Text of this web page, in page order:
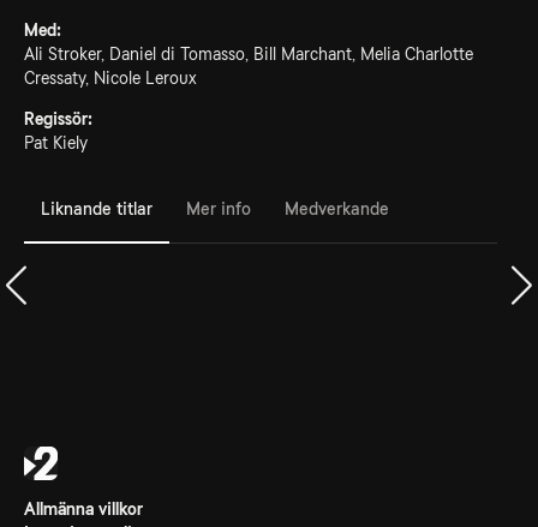
Med:
Ali Stroker, Daniel di Tomasso, Bill Marchant, Melia Charlotte
Cressaty, Nicole Leroux
Regissör:
Pat Kiely
Liknande titlar Mer info Medverkande
Allmänna villkor